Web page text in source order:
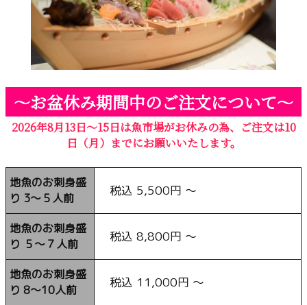
〜お盆休み期間中のご注文について〜
2026年8月13日〜15日は魚市場がお休みの為、ご注文は10
日（月）までにお願いいたします。
地魚のお刺身盛
り 3〜５人前
税込 5,500円 〜
地魚のお刺身盛
り ５〜７人前
税込 8,800円 〜
地魚のお刺身盛
り 8〜10人前
税込 11,000円 〜